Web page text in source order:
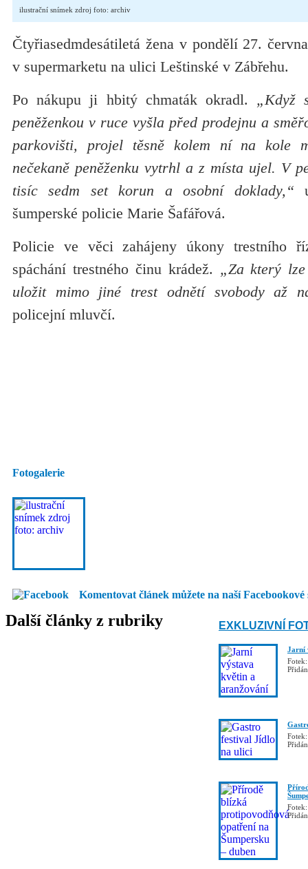
ilustrační snímek zdroj foto: archiv
Čtyřiasedmdesátiletá žena v pondělí 27.
v supermarketu na ulici Leštinské v Zábřehu.
Po nákupu ji hbitý chmaták okradl. „Když
peněženkou v ruce vyšla před prodejnu a
parkovišti, projel těsně kolem ní na kole
nečekaně peněženku vytrhl a z místa ujel. V
tisíc sedm set korun a osobní doklady,“
šumperské policie Marie Šafářová.
Policie ve věci zahájeny úkony trestního
spáchání trestného činu krádež. „Za který
uložit mimo jiné trest odnětí svobody až
policejní mluvčí.
Fotogalerie
Komentovat článek můžete na naší Facebookové
Další články z rubriky EXKLUZIVNÍ
Jarní